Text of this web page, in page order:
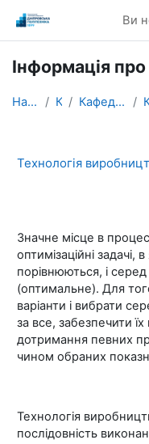
Ви
Інформація
На головну Курси Кафедри / Departments
Технологія
Значне місце в
оптимізаційні задачі,
порівнюються, і
(оптимальне). Для
варіанти і вибрати
за все, забезпечити
дотримання певних
чином обраних
Технологія
послідовність